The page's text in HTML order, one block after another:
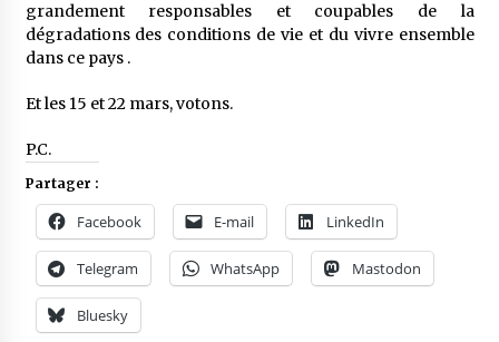
grandement responsables et coupables de la
dégradations des conditions de vie et du vivre ensemble
dans ce pays .
Et les 15 et 22 mars, votons.
P.C.
Partager :
Facebook E-mail LinkedIn
Telegram WhatsApp Mastodon
Bluesky